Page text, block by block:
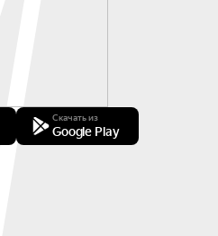
Скачать из
Google Play